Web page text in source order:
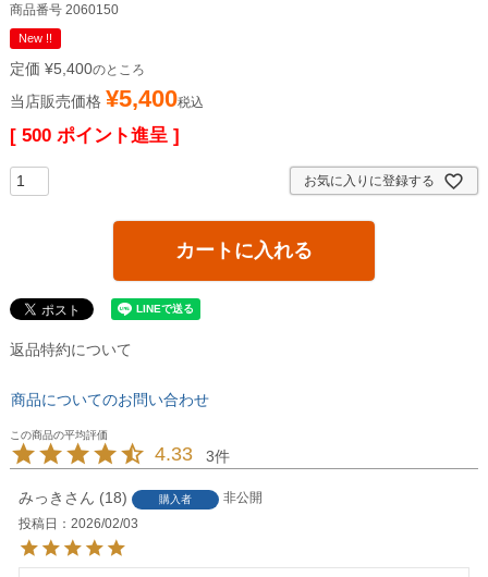
商品番号 2060150
New !!
定価 ¥5,400のところ
当店販売価格 ¥5,400税込
[ 500 ポイント進呈 ]
お気に入りに登録する
カートに入れる
返品特約について
商品についてのお問い合わせ
4.33 3
みっき 18 購入者
非公開
投稿日
2026/02/03